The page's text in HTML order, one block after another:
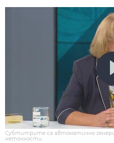
Субтитрите са автоматично
неточности.